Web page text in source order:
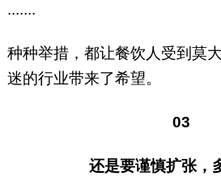
.......
种种举措，都让餐饮人受到莫
迷的行业带来了希望。
03
还是要谨慎扩张，